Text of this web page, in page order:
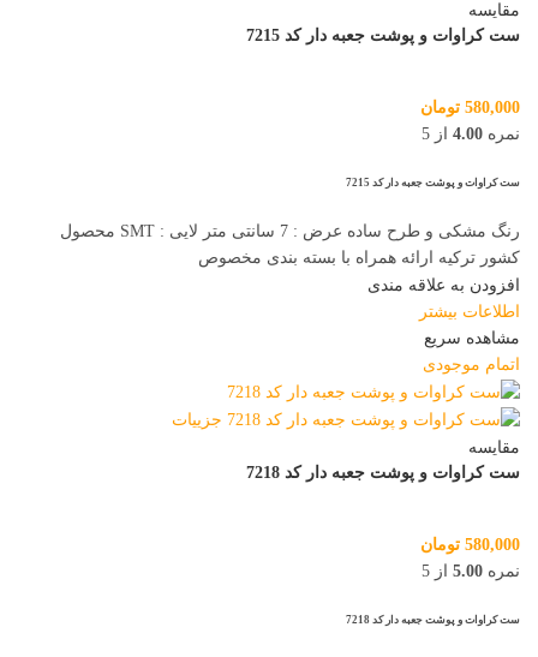
مقایسه
ست کراوات و پوشت جعبه دار کد 7215
580,000 تومان
نمره 4.00 از 5
ست کراوات و پوشت جعبه دار کد 7215
رنگ مشکی و طرح ساده عرض : 7 سانتی متر لایی : SMT محصول
کشور ترکیه ارائه همراه با بسته بندی مخصوص
افزودن به علاقه مندی
اطلاعات بیشتر
مشاهده سریع
اتمام موجودی
مقایسه
ست کراوات و پوشت جعبه دار کد 7218
580,000 تومان
نمره 5.00 از 5
ست کراوات و پوشت جعبه دار کد 7218